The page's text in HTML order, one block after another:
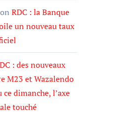
on RDC : la Banque
un nouveau taux
: des nouveaux
M23 et Wazalendo
dimanche, l’axe
touché